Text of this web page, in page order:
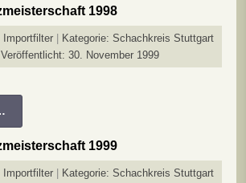
1998
Importfilter Kategorie: Schachkreis Stuttgart
Veröffentlicht: 30. November 1999
1999
Importfilter Kategorie: Schachkreis Stuttgart